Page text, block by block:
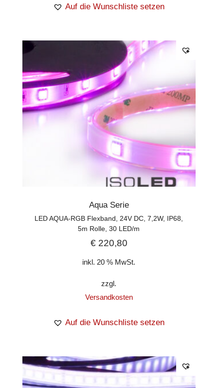
Auf die Wunschliste setzen
Aqua Serie
LED AQUA-RGB Flexband, 24V DC, 7,2W, IP68,
5m Rolle, 30 LED/m
€220,80
inkl. 20 % MwSt.
zzgl.
Versandkosten
Auf die Wunschliste setzen